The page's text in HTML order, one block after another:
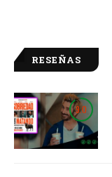
RESEÑAS
9.0